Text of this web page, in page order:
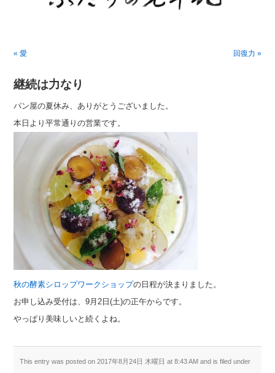
« 愛
回復力 »
継続は力なり
パン屋の夏休み、ありがとうございました。
本日より平常通りの営業です。
秋の酵素シロップワークショップの日程が決まりました。
お申し込み受付は、9月2日(土)の正午からです。
やっぱり美味しいと続くよね。
This entry was posted on 2017年8月24日 木曜日 at 8:43 AM and is filed under